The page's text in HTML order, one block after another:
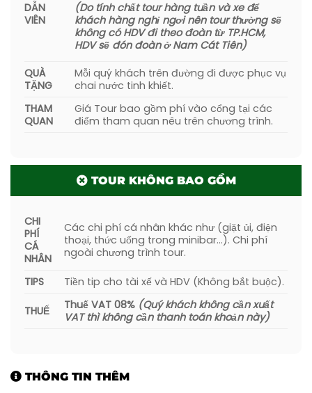
DẪN
VIÊN
(Do tính chất tour hàng tuần và xe để
khách hàng nghỉ ngơi nên tour thường sẽ
không có HDV đi theo đoàn từ TP.HCM,
HDV sẽ đón đoàn ở Nam Cát Tiên)
QUÀ
TẶNG
Mỗi quý khách trên đường đi được phục vụ
chai nước tinh khiết.
THAM
QUAN
Giá Tour bao gồm phí vào cổng tại các
điểm tham quan nêu trên chương trình.
TOUR KHÔNG BAO GỒM
CHI
PHÍ
CÁ
NHÂN
Các chi phí cá nhân khác như (giặt ủi, điện
thoại, thức uống trong minibar…). Chi phí
ngoài chương trình tour.
TIPS Tiền tip cho tài xế và HDV (Không bắt buộc).
THUẾ Thuế VAT 08% (Quý khách không cần xuất
VAT thì không cần thanh toán khoản này)
THÔNG TIN THÊM